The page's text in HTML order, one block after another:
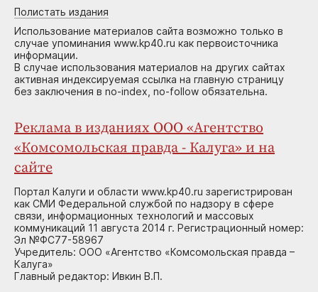
Полистать издания
Использование материалов сайта возможно только в
случае упоминания www.kp40.ru как первоисточника
информации.
В случае использования материалов на других сайтах
активная индексируемая ссылка на главную страницу
без заключения в no-index, no-follow обязательна.
Реклама в изданиях ООО «Агентство
«Комсомольская правда - Калуга» и на
сайте
Портал Калуги и области www.kp40.ru зарегистрирован
как СМИ Федеральной службой по надзору в сфере
связи, информационных технологий и массовых
коммуникаций 11 августа 2014 г. Регистрационный номер:
Эл №ФС77-58967
Учредитель: ООО «Агентство «Комсомольская правда –
Калуга»
Главный редактор: Ивкин В.П.